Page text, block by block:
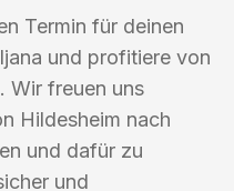
Termin für deinen
und profitiere von
Wir freuen uns
Hildesheim nach
und dafür zu
und